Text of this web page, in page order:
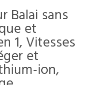
Balai sans
et
1, Vitesses
et
ion,